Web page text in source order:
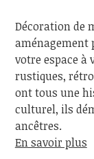
Décoration de
aménagement
votre espace à
rustiques,
ont tous une
culturel, ils
ancêtres.
En savoir plus